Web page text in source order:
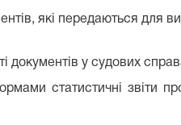
які передаються для
документів у судових
статистичні звіти